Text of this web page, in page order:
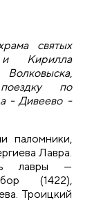
святых
и Кирилла
по
- Дивеево -
паломники,
Лавра.
лавры —
(1422),
Троицкий